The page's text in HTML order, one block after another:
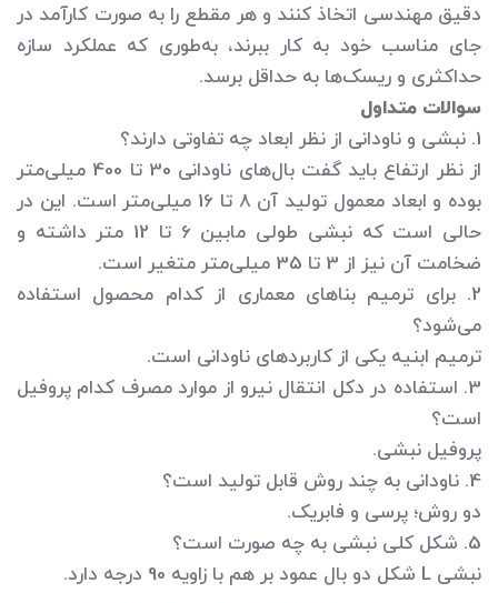
دقیق مهندسی اتخاذ کنند و هر مقطع را به صورت کارآمد در
جای مناسب خود به کار ببرند، به‌طوری که عملکرد سازه
حداکثری و ریسک‌ها به حداقل برسد.
سوالات متداول
1. نبشی و ناودانی از نظر ابعاد چه تفاوتی دارند؟
از نظر ارتفاع باید گفت بال‌های ناودانی 30 تا 400 میلی‌متر
بوده و ابعاد معمول تولید آن 8 تا 16 میلی‌متر است. این در
حالی است که نبشی طولی مابین 6 تا 12 متر داشته و
ضخامت آن نیز از 3 تا 35 میلی‌متر متغیر است.
2. برای ترمیم بناهای معماری از کدام محصول استفاده
می‌شود؟
ترمیم ابنیه یکی از کاربردهای ناودانی است.
3. استفاده در دکل انتقال نیرو از موارد مصرف کدام پروفیل
است؟
پروفیل نبشی.
4. ناودانی به چند روش قابل تولید است؟
دو روش؛ پرسی و فابریک.
5. شکل کلی نبشی به چه صورت است؟
نبشی L شکل دو بال عمود بر هم با زاویه 90 درجه دارد.